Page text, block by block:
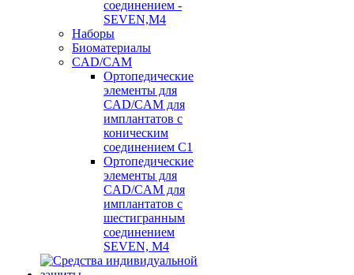
соединением -
SEVEN,M4
Наборы
Биоматериалы
CAD/CAM
Ортопедические
элементы для
CAD/CAM для
имплантатов с
коническим
соединением С1
Ортопедические
элементы для
CAD/CAM для
имплантатов с
шестигранным
соединением
SEVEN, М4